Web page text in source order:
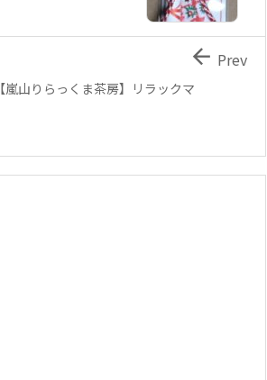
【嵐山りらっくま茶房】リラックマ
 Prev